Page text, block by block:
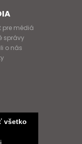
všetko
pre médiá
správy
o nás